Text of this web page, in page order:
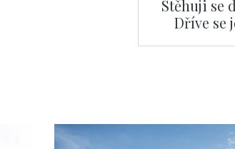
Stěhuji se
Dříve se